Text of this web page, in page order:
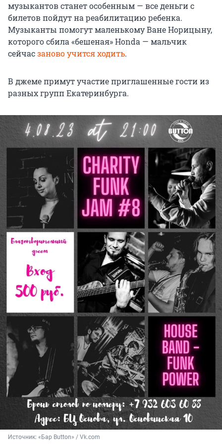
музыкантов станет особенным — все деньги с
билетов пойдут на реабилитацию ребенка.
Музыканты помогут маленькому Ване Норицыну,
которого сбила «бешеная» Honda — мальчик
сейчасзаново учится ходить.
В джеме примут участие приглашенные гости из
разных групп Екатеринбурга.
Источник: «Бар Button» / Vk.com